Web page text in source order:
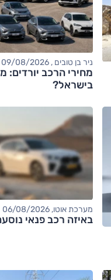
ניר בן טובים , 09/08/2026
מחירי הרכב יורדים:
בישראל?
מערכת אוטו, 06/08/2026
באיזה רכב פנאי